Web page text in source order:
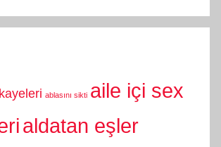
ablasını sikti aile içi sex
aldatan eşler